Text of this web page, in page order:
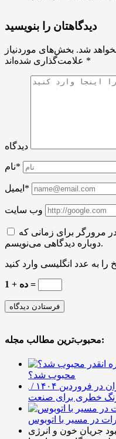
دیدگاهتان را بنویسید
شد. بخش‌های موردنیاز
*
دیدگاه
نام*
ایمیل*
وب سایت
مرورگر برای زمانی که
دوباره دیدگاهی می‌نویسم.
ده + 1 =
محبوب‌ترین مطالب مجله:
محبوب شد؟
افزایش ۴.۶ درصدی تولید فولاد ایران در فروردین ۱۴۰۴ /
زنگ خطری برای صنعت
در مسیر با اتوبوس
جریان خون و انرژی